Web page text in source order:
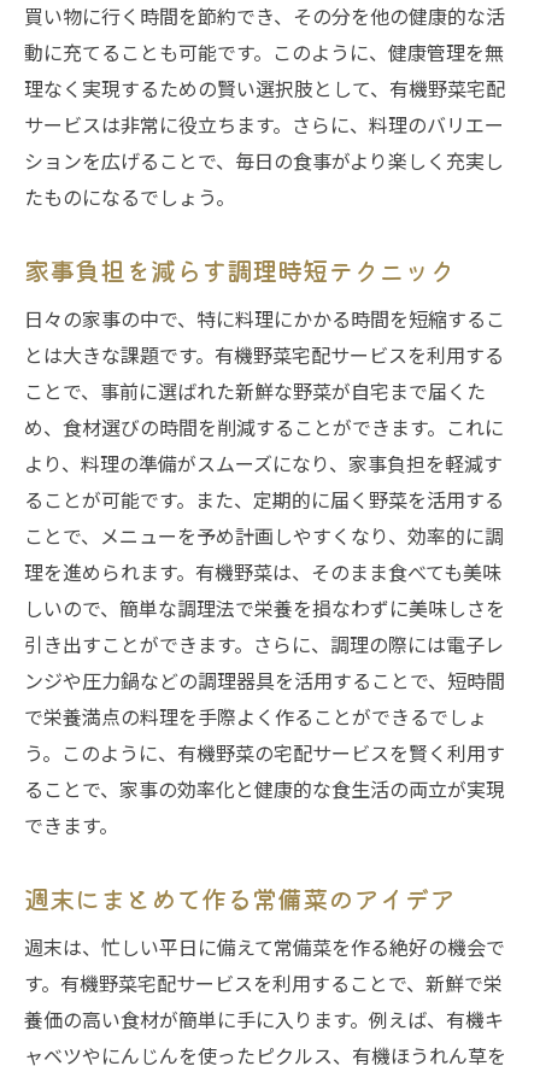
買い物に行く時間を節約でき、その分を他の健康的な活
動に充てることも可能です。このように、健康管理を無
理なく実現するための賢い選択肢として、有機野菜宅配
サービスは非常に役立ちます。さらに、料理のバリエー
ションを広げることで、毎日の食事がより楽しく充実し
たものになるでしょう。
家事負担を減らす調理時短テクニック
日々の家事の中で、特に料理にかかる時間を短縮するこ
とは大きな課題です。有機野菜宅配サービスを利用する
ことで、事前に選ばれた新鮮な野菜が自宅まで届くた
め、食材選びの時間を削減することができます。これに
より、料理の準備がスムーズになり、家事負担を軽減す
ることが可能です。また、定期的に届く野菜を活用する
ことで、メニューを予め計画しやすくなり、効率的に調
理を進められます。有機野菜は、そのまま食べても美味
しいので、簡単な調理法で栄養を損なわずに美味しさを
引き出すことができます。さらに、調理の際には電子レ
ンジや圧力鍋などの調理器具を活用することで、短時間
で栄養満点の料理を手際よく作ることができるでしょ
う。このように、有機野菜の宅配サービスを賢く利用す
ることで、家事の効率化と健康的な食生活の両立が実現
できます。
週末にまとめて作る常備菜のアイデア
週末は、忙しい平日に備えて常備菜を作る絶好の機会で
す。有機野菜宅配サービスを利用することで、新鮮で栄
養価の高い食材が簡単に手に入ります。例えば、有機キ
ャベツやにんじんを使ったピクルス、有機ほうれん草を